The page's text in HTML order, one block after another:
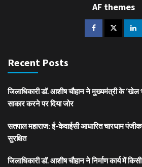
AF themes
Recent Posts
जिलाधिकारी डॉ. आशीष चौहान ने मुख्यमंत्री के ‘खेल
साकार करने पर दिया जोर
सतपाल महाराज: ई-केवाईसी आधारित चारधाम
सुरक्षित
जिलाधिकारी डॉ. आशीष चौहान ने निर्माण कार्य में